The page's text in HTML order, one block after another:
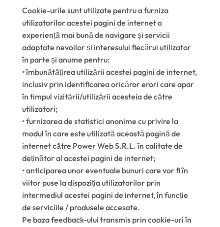
Cookie-urile sunt utilizate pentru a furniza
utilizatorilor acestei pagini de internet o
experiență mai bună de navigare și servicii
adaptate nevoilor și interesului fiecărui utilizator
în parte și anume pentru:
• îmbunătățirea utilizării acestei pagini de internet,
inclusiv prin identificarea oricăror erori care apar
în timpul vizitării/utilizării acesteia de către
utilizatori;
• furnizarea de statistici anonime cu privire la
modul în care este utilizată această pagină de
internet către Power Web S.R.L. în calitate de
deținător al acestei pagini de internet;
• anticiparea unor eventuale bunuri care vor fi în
viitor puse la dispoziția utilizatorilor prin
intermediul acestei pagini de internet, în funcție
de serviciile / produsele accesate.
Pe baza feedback-ului transmis prin cookie-uri în